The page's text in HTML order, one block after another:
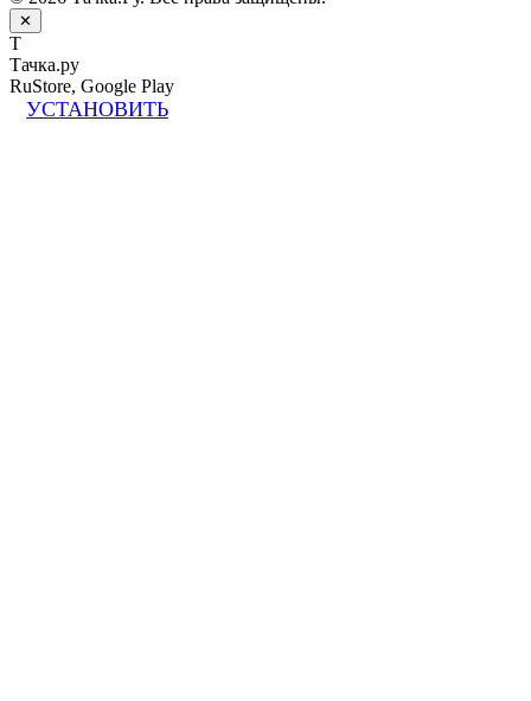
✕
Т
Тачка.ру
RuStore, Google Play
УСТАНОВИТЬ